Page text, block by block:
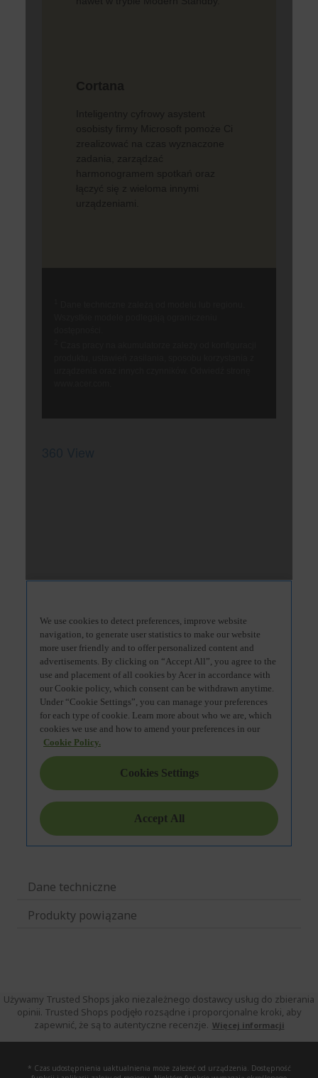
Dane techniczne
Produkty powiązane
Używamy Trusted Shops jako niezależnego dostawcy usług do zbierania
opinii. Trusted Shops podjęło rozsądne i proporcjonalne kroki, aby
zapewnić, że są to autentyczne recenzje. Więcej informacji
* Czas udostępnienia uaktualnienia może zależeć od urządzenia. Dostępność